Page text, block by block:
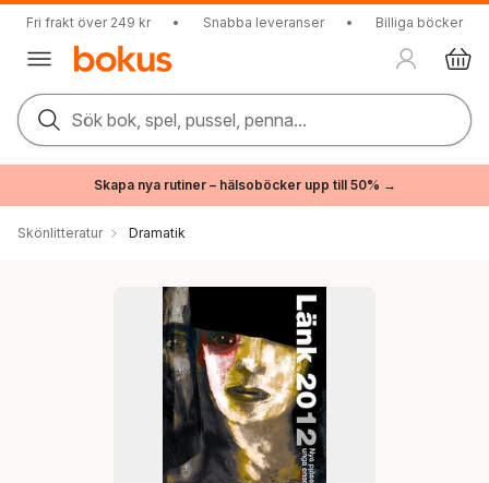
Fri frakt över 249 kr • Snabba leveranser • Billiga böcker
Sök bok, spel, pussel, penna...
Skapa nya rutiner – hälsoböcker upp till 50% →
Skönlitteratur Dramatik